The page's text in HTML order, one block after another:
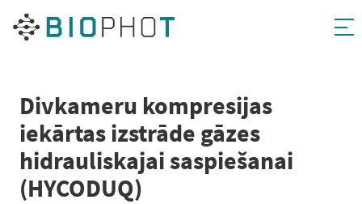
Pāriet
Divkameru kompresijas
iekārtas izstrāde gāzes
hidrauliskajai saspiešanai
(HYCODUQ)